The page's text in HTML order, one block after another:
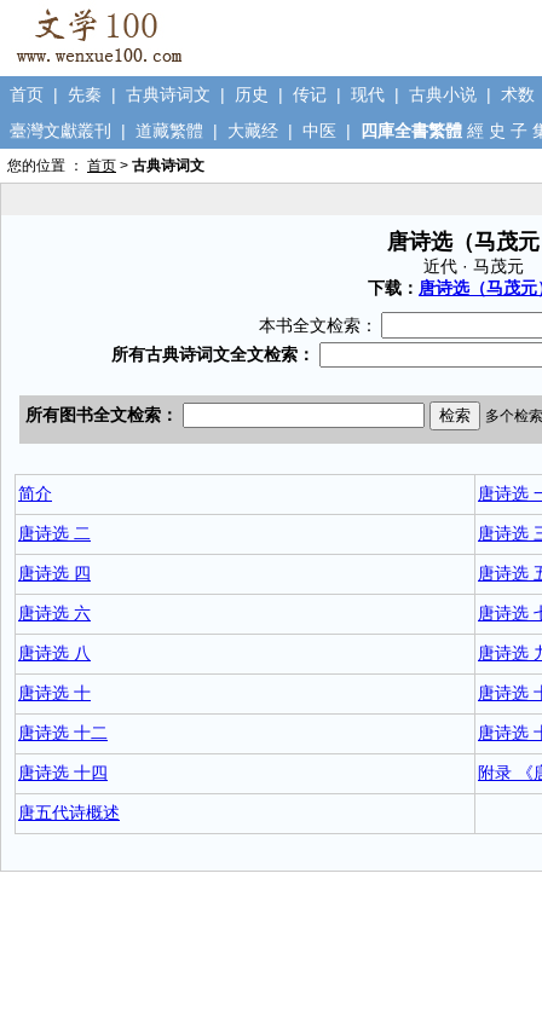
首页 | 先秦 | 古典诗词文 | 历史 | 传记 | 现代 | 古典小说 | 术数
臺灣文獻叢刊
| 道藏繁體 | 大藏经 | 中医 | 四庫全書繁體 經 史 子
您的位置 ： 首页 > 古典诗词文
唐诗选（马茂
近代 · 马茂元
下载： 唐诗选（马茂
本书全文检索：
简介 唐诗选
唐诗选 二 唐诗选
唐诗选 四 唐诗选
唐诗选 六 唐诗选
唐诗选 八 唐诗选
唐诗选 十 唐诗选
唐诗选 十二 唐诗选
唐诗选 十四 附录 《
唐五代诗概述